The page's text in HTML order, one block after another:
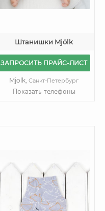
Штанишки Mjölk
ЗАПРОСИТЬ ПРАЙС-ЛИСТ
Mjolk,Санкт-Петербург
Показать телефоны